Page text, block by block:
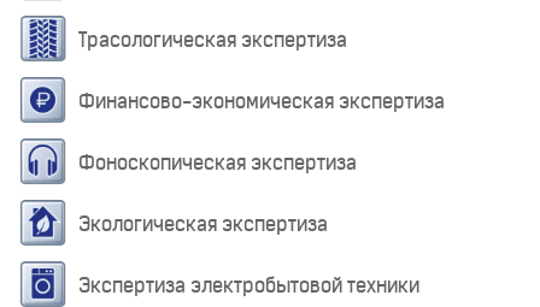
Трасологическая экспертиза
Финансово-экономическая экспертиза
Фоноскопическая экспертиза
Экологическая экспертиза
Экспертиза электробытовой техники